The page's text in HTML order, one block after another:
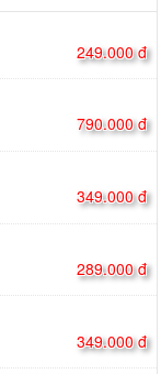
249.000 đ
790.000 đ
349.000 đ
289.000 đ
349.000 đ